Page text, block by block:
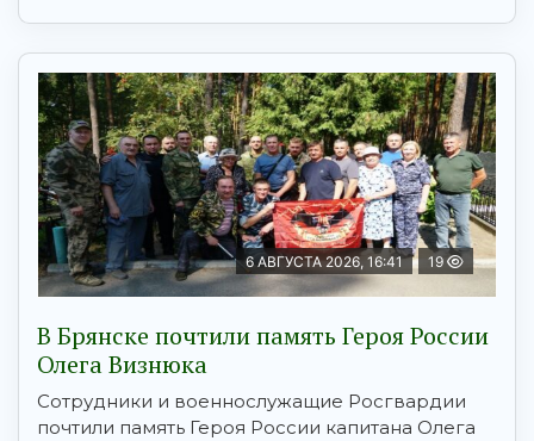
6 АВГУСТА 2026, 16:41 19
В Брянске почтили память Героя России
Олега Визнюка
Сотрудники и военнослужащие Росгвардии
почтили память Героя России капитана Олега